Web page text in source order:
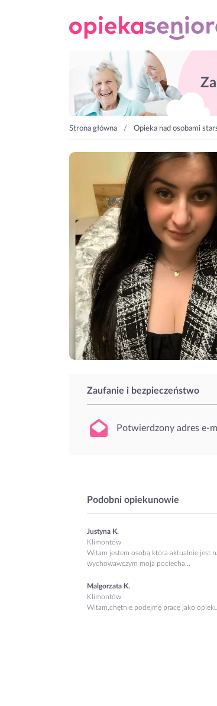
Strona główna Opieka nad osobami
Zaufanie i bezpieczeństwo
Potwierdzony adres e-
Podobni opiekunowie
Justyna K.
Klimontów
Witam jestem osobą która aktualnie jest
wychowawczym moja pociecha...
Malgorzata K.
Klimontów
Witam,chętnie podejmę pracę jako